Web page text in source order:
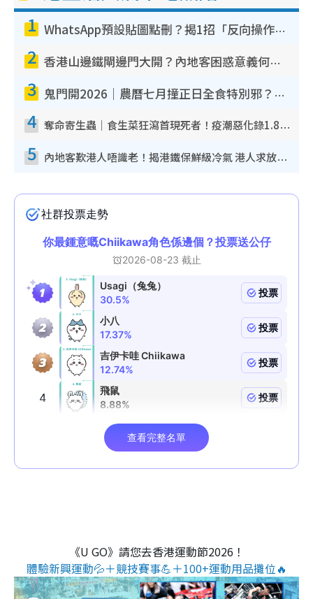
1 WhatsApp預設貼圖點刪？揭1招「反向操作」還原簡潔介面 附3步實測教學
2 香港山邊鐵閘邊門大開？內地客困惑意義何在！網民神回覆：呢種叫法理性防禦
3 鬼門開2026｜農曆七月撞正日全食特別邪？專家警告切忌做一事！揭4大禁忌+2招保平安
4 奪命寄生蟲｜食生菜狂瀉首現死者！疫潮惡化錄1.8萬宗病例 揭洗菜3大謬誤
5 內地客歎港人唔識老！揭港鐵保鮮級冷氣 港人求放過：咪投訴
《U GO》請您去香港運動節2026！
體驗新興運動💦＋競技賽事💪＋100+運動用品攤位🔥